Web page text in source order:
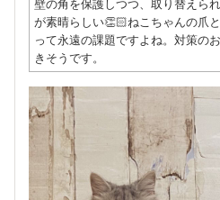
が素晴らしい👏🏻ねこちゃんの爪
って永遠の課題ですよね。対策の
きそうです。